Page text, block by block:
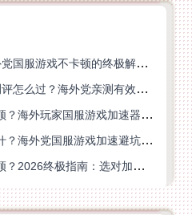
在英国打激战2卡吗？海外党国服游戏不卡顿的终极解决方案
放开那三国3海外加速器测评怎么过？海外党亲测有效的国服游戏加速指南
英国怎么玩巅峰战舰不卡顿？海外玩家国服游戏加速器终极指南
印尼的人怎么玩战双帕弥什？海外党国服游戏加速避坑指南
在美国玩天涯明月刀总卡顿？2026终极指南：选对加速器让你丝滑连招